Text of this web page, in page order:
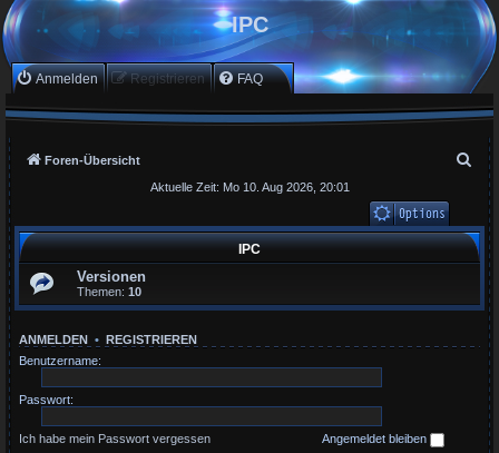
IPC
Anmelden Registrieren FAQ
Foren-Übersicht
h
e
Aktuelle Zeit: Mo 10. Aug 2026, 20:01
Unbeantwortete
Aktive Themen
IPC
Versionen
Themen: 10
ANMELDEN • REGISTRIEREN
Benutzername:
Passwort:
Ich habe mein Passwort vergessen Angemeldet bleiben